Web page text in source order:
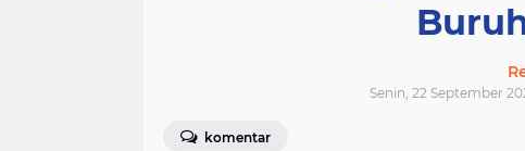
Senin, 22 September
komentar